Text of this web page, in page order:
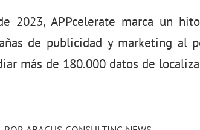
2023, APPcelerate marca un
de publicidad y marketing al
más de 180.000 datos de